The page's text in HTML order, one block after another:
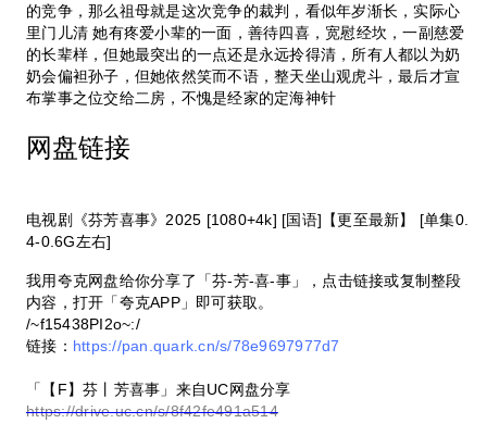
的竞争，那么祖母就是这次竞争的裁判，看似年岁渐长，实际心
里门儿清 她有疼爱小辈的一面，善待四喜，宽慰经坎，一副慈爱
的长辈样，但她最突出的一点还是永远拎得清，所有人都以为奶
奶会偏袒孙子，但她依然笑而不语，整天坐山观虎斗，最后才宣
布掌事之位交给二房，不愧是经家的定海神针
网盘链接
电视剧《芬芳喜事》2025 [1080+4k] [国语]【更至最新】 [单集0.
4-0.6G左右]
我用夸克网盘给你分享了「芬-芳-喜-事」，点击链接或复制整段
内容，打开「夸克APP」即可获取。
/~f15438PI2o~:/
链接： https://pan.quark.cn/s/78e9697977d7
「【F】芬丨芳喜事」来自UC网盘分享
https://drive.uc.cn/s/8f42fe491a514